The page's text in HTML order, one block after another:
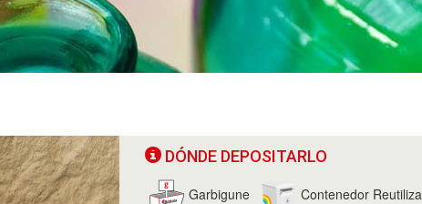
DÓNDE DEPOSITARLO
Garbigune Contenedor Reutiliza